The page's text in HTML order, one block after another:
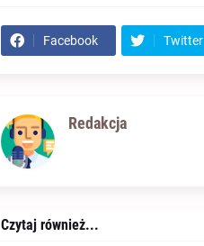
Facebook Twitter
Redakcja
Czytaj również...